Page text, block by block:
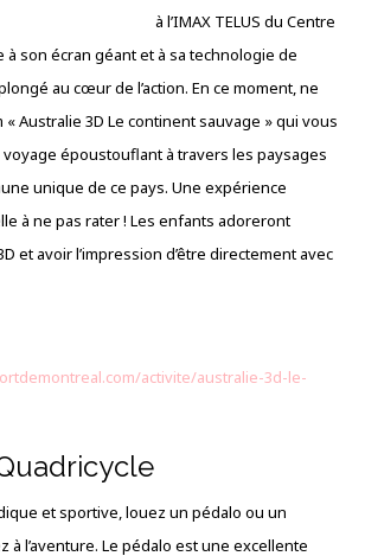
à l’IMAX TELUS du Centre
à son écran géant et à sa technologie de
au cœur de l’action. En ce moment, ne
Australie 3D Le continent sauvage » qui vous
époustouflant à travers les paysages
unique de ce pays. Une expérience
à ne pas rater ! Les enfants adoreront
et avoir l’impression d’être directement avec
activite/australie-3d-le-
et sportive, louez un pédalo ou un
à l’aventure. Le pédalo est une excellente